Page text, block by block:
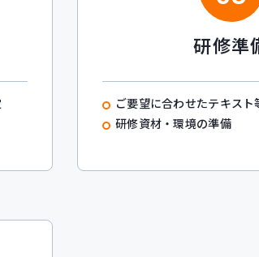
研修準
ご要望に合わせたテキス
研修資材・環境の準備